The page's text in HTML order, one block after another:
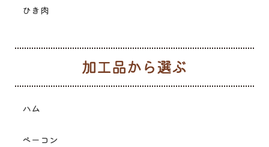
ひき肉
ハム
ベーコン